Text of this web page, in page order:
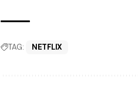
TAG: NETFLIX